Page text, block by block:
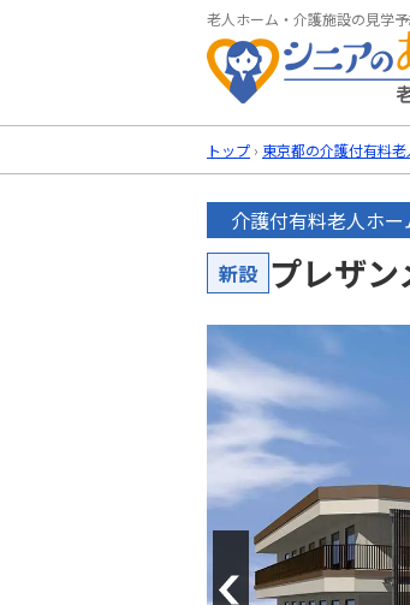
老人ホーム・介護施設の見学
トップ › 東京都の介護付有料
介護付有料老人ホー
新設 プレザ
Previous